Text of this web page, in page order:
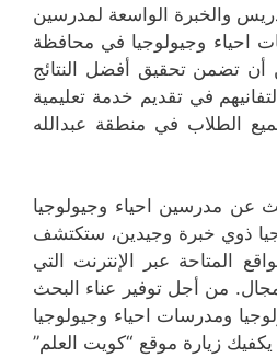
والخبرة الواسعة لمدرسين
احياء وجيولوجيا في محافظة
أن تضمن تحقيق أفضل النتائج
في تقديم خدمة تعليمية
الطلاب في منطقة عبدالله
عن مدرسين احياء وجيولوجيا
ذوي خبرة وجيدين، ستكتشف
المتاحة عبر الإنترنت التي
من أجل توفير عناء البحث
ومدرسات احياء وجيولوجيا
يكفيك زيارة موقع “كويت العلم”